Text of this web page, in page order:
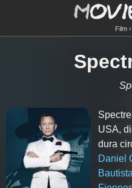
Film
USA,
dura
Daniel
Bautista